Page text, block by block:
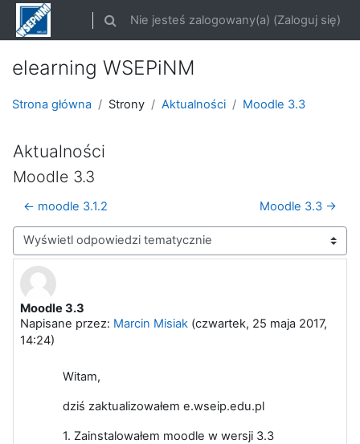
Przejdź do głównej zawartości
Przełącznik wyszukiwarki
Nie jesteś zalogowany(a) (Zaloguj się)
elearning WSEPiNM
Strona główna Strony Aktualności Moodle 3.3
Aktualności
Moodle 3.3
← moodle 3.1.2 Moodle 3.3 →
Sposób wyświetlania
Moodle 3.3
Napisane przez: Marcin Misiak (czwartek, 25 maja 2017,
14:24)
Liczba odpowiedzi: 0
Witam,
dziś zaktualizowałem e.wseip.edu.pl
1. Zainstalowałem moodle w wersji 3.3